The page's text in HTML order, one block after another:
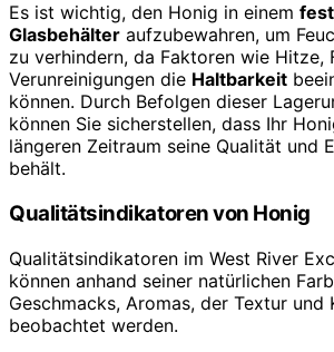
Es ist wichtig, den Honig in einem
Glasbehälter aufzubewahren, um
zu verhindern, da Faktoren wie Hitze,
Verunreinigungen die Haltbarkeit
können. Durch Befolgen dieser
können Sie sicherstellen, dass Ihr
längeren Zeitraum seine Qualität und
behält.
Qualitätsindikatoren von Honig
Qualitätsindikatoren im West River
können anhand seiner natürlichen
Geschmacks, Aromas, der Textur und
beobachtet werden.